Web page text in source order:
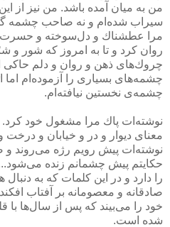
من به میان آمده باشد. من نیز از
سیراب شده‌ام و نه صاحب چشمه
مرا عطشناك و دل‌سوخته و
روان كرد و تا به امروز كه شور و
چروك‌های ذهن و روان و دلم
چشمه‌های بسیاری را آزموده‌ام اما
چشمه‌ی نخستین نیافته‌ام.
نوشته‌ات پاك مرا مشغول خود
معنای دیوار و در و خیابان و
نوشته‌ات پیش رویم رژه می‌روند
حكایتم پیش چشمانم زنده
را دارد و در این كلمات كه به
صادقانه و معصومانه بر آفتاب
خود را می‌بیند كه پس از سال‌ها
شده است.